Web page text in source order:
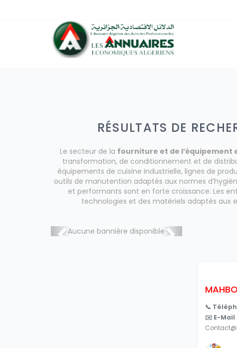
RÉSULTATS DE
Le secteur de la fourniture et de l’équipement
transformation, de conditionnement et de
équipements de cuisine industrielle, lignes de
outils de manutention adaptés aux normes
et performants sont en forte croissance. Les
technologies et des matériels adaptés aux
Aucune bannière disponible
📞
✉️ E-Mail